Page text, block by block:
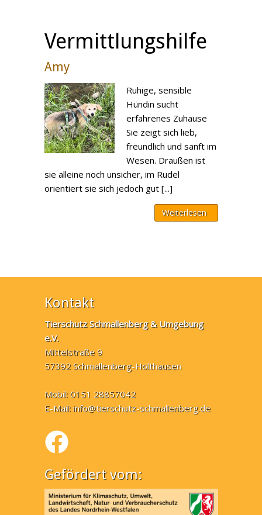
Vermittlungshilfe
Amy
Ruhige, sensible
Hündin sucht
erfahrenes Zuhause
Sie zeigt sich lieb,
freundlich und sanft im
Wesen. Draußen ist
sie alleine noch unsicher, im Rudel
orientiert sie sich jedoch gut [...]
Weiterlesen
Kontakt
Tierschutz Schmallenberg & Umgebung
e.V.
Mittelstraße 9
57392 Schmallenberg-Holthausen
Mobil: 0151 28857042
E-Mail:info@tierschutz-schmallenberg.de
Gefördert vom: